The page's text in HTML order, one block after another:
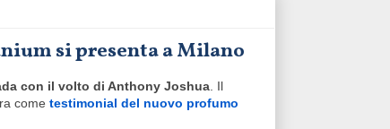
si presenta a Milano
con il volto di Anthony Joshua. Il
come testimonial del nuovo profumo